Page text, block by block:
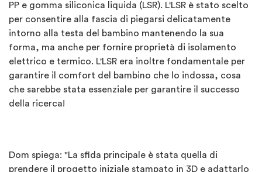
PP e gomma siliconica liquida (LSR). L'LSR è stato scelto
per consentire alla fascia di piegarsi delicatamente
intorno alla testa del bambino mantenendo la sua
forma, ma anche per fornire proprietà di isolamento
elettrico e termico. L'LSR era inoltre fondamentale per
garantire il comfort del bambino che lo indossa, cosa
che sarebbe stata essenziale per garantire il successo
della ricerca!
Dom spiega: "La sfida principale è stata quella di
prendere il progetto iniziale stampato in 3D e adattarlo